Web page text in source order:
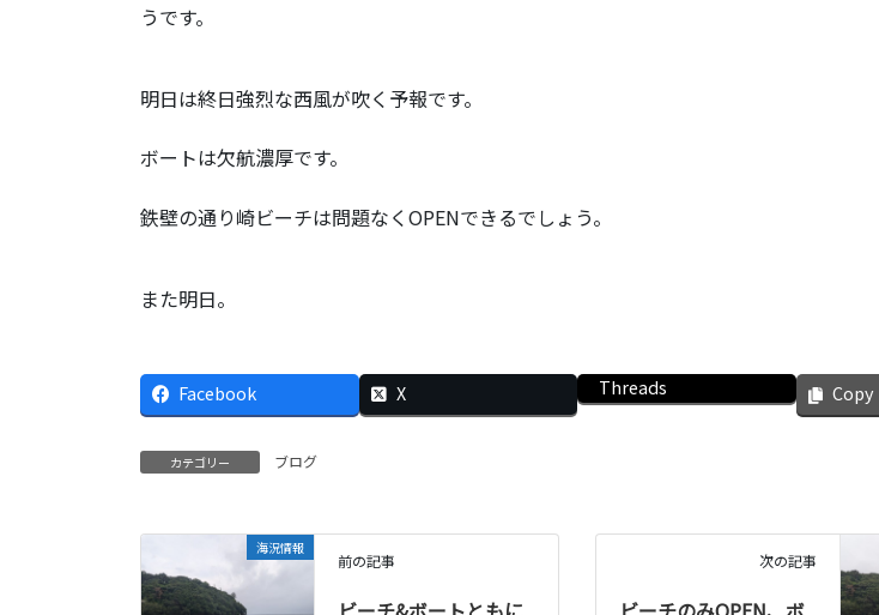
うです。
明日は終日強烈な西風が吹く予報です。
ボートは欠航濃厚です。
鉄壁の通り崎ビーチは問題なくOPENできるでしょう。
また明日。
Facebook X Threads Copy
カテゴリー ブログ
海況情報
前の記事 次の記事